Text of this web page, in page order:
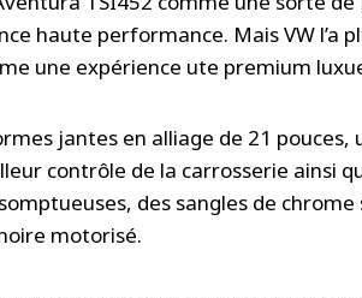
haute performance. Mais VW l’a
une expérience ute premium
jantes en alliage de 21
contrôle de la carrosserie ainsi
des sangles de
motorisé.